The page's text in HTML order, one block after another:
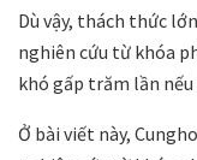
Dù vậy, thách thức
nghiên cứu từ khóa
khó gấp trăm lần
Ở bài viết này,